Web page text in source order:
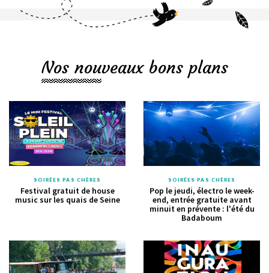
Nos nouveaux bons plans
SOIRÉES PAS CHÈRES
Festival gratuit de house
music sur les quais de Seine
SOIRÉES PAS CHÈRES
Pop le jeudi, électro le week-
end, entrée gratuite avant
minuit en prévente : l'été du
Badaboum